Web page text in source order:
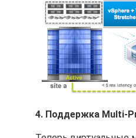
4. Поддержка Multi-